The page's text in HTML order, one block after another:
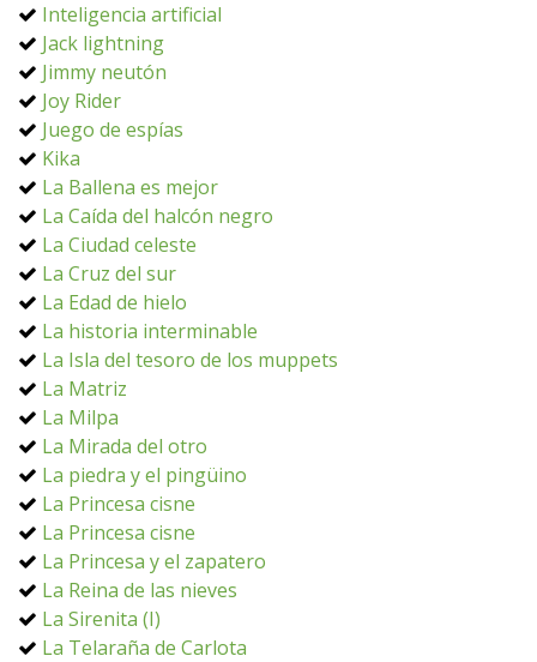
Inteligencia artificial
Jack lightning
Jimmy neutón
Joy Rider
Juego de espías
Kika
La Ballena es mejor
La Caída del halcón negro
La Ciudad celeste
La Cruz del sur
La Edad de hielo
La historia interminable
La Isla del tesoro de los muppets
La Matriz
La Milpa
La Mirada del otro
La piedra y el pingüino
La Princesa cisne
La Princesa cisne
La Princesa y el zapatero
La Reina de las nieves
La Sirenita (I)
La Telaraña de Carlota